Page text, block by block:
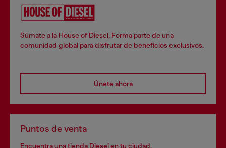
Súmate a la House of Diesel. Forma parte de una
comunidad global para disfrutar de beneficios exclusivos.
Únete ahora
Puntos de venta
Encuentra una tienda Diesel en tu ciudad.